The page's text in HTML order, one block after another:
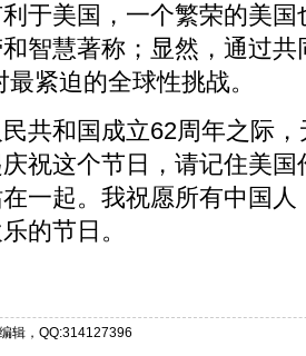
于美国，一个繁荣的美
智慧著称；显然，通过
紧迫的全球性挑战。
和国成立62周年之际，
祝这个节日，请记住美
一起。我祝愿所有中国
的节日。
辑，QQ:314127396